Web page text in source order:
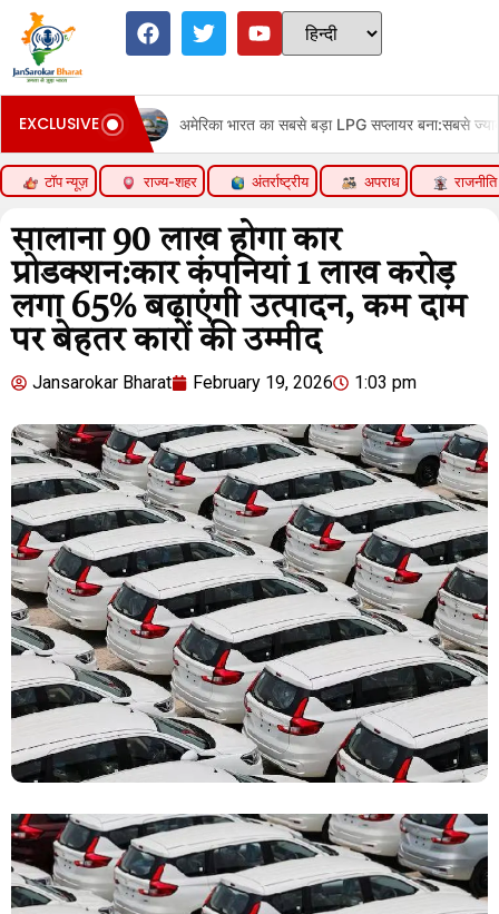
EXCLUSIVEअमेरिका भारत का सबसे बड़ा LPG सप्लायर बना:सबसे ज्यादा LNG भी US
टॉप न्यूज़ राज्य-शहर अंतर्राष्ट्रीय अपराध राजनीति
सालाना 90 लाख होगा कार
प्रोडक्शन:कार कंपनियां 1 लाख करोड़
लगा 65% बढ़ाएंगी उत्पादन, कम दाम
पर बेहतर कारों की उम्मीद
Jansarokar Bharat February 19, 2026 1:03 pm